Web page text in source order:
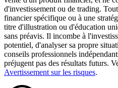
d'investissement ou de trading.
financier spécifique ou à une
titre d'illustration ou d'éducation
sans préavis. Il incombe à
potentiel, d'analyser sa propre
conseils professionnels
préjugent pas des résultats futurs.
Avertissement sur les risques.